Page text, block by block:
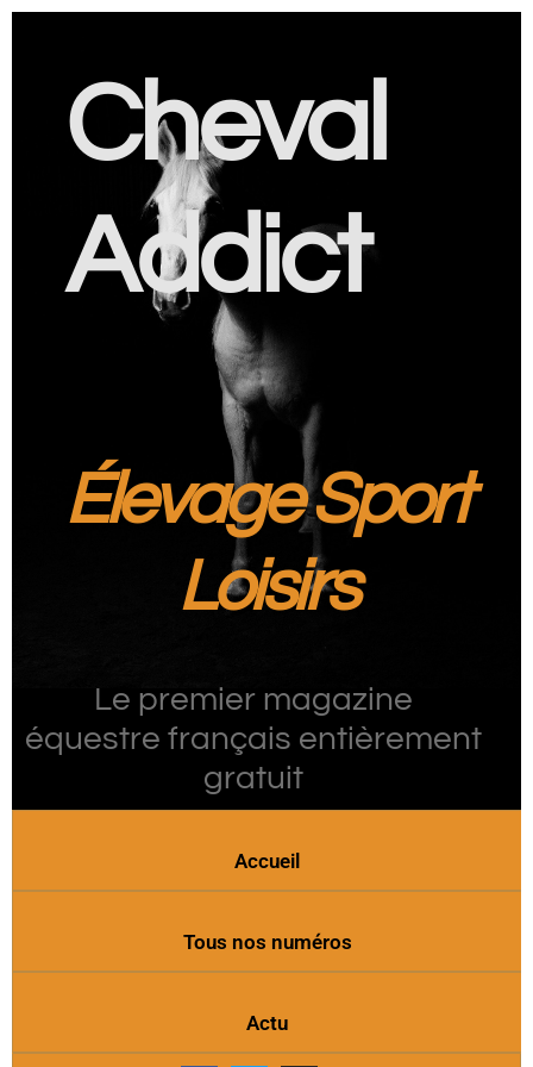
Cheval
Addict
Élevage Sport
Loisirs
Le premier magazine
équestre français entièrement
gratuit
Accueil
Tous nos numéros
Actu